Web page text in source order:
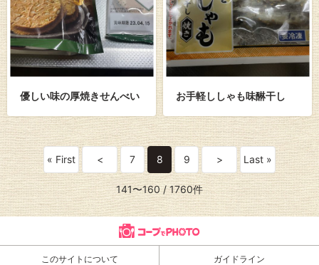
優しい味の厚焼きせんべい お手軽ししゃも味醂干し
« First < 7 8 9 > Last »
141〜160/ 1760件
このサイトについて ガイドライン